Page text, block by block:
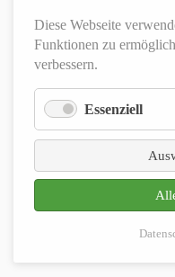
Diese Webseite
Funktionen zu
verbessern.
Essenziell